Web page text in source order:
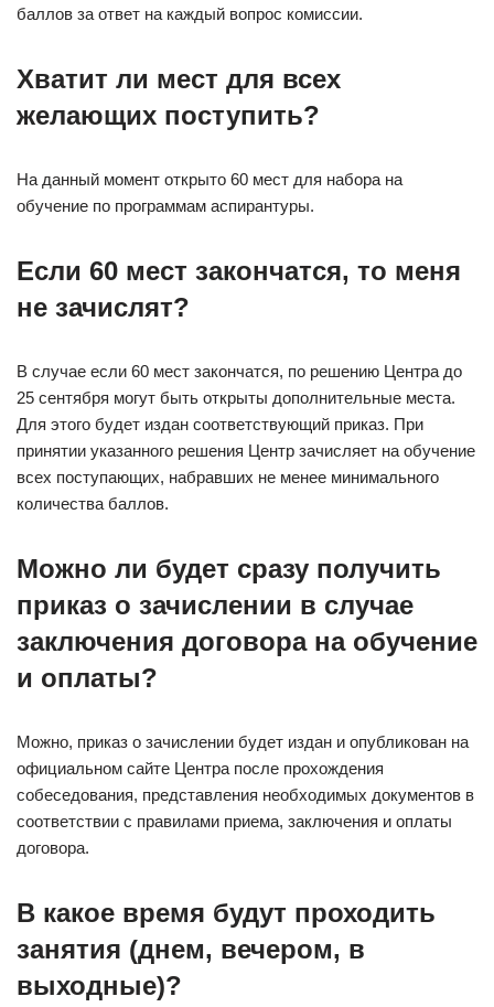
баллов за ответ на каждый вопрос комиссии.
Хватит ли мест для всех
желающих поступить?
На данный момент открыто 60 мест для набора на
обучение по программам аспирантуры.
Если 60 мест закончатся, то меня
не зачислят?
В случае если 60 мест закончатся, по решению Центра до
25 сентября могут быть открыты дополнительные места.
Для этого будет издан соответствующий приказ. При
принятии указанного решения Центр зачисляет на обучение
всех поступающих, набравших не менее минимального
количества баллов.
Можно ли будет сразу получить
приказ о зачислении в случае
заключения договора на обучение
и оплаты?
Можно, приказ о зачислении будет издан и опубликован на
официальном сайте Центра после прохождения
собеседования, представления необходимых документов в
соответствии с правилами приема, заключения и оплаты
договора.
В какое время будут проходить
занятия (днем, вечером, в
выходные)?